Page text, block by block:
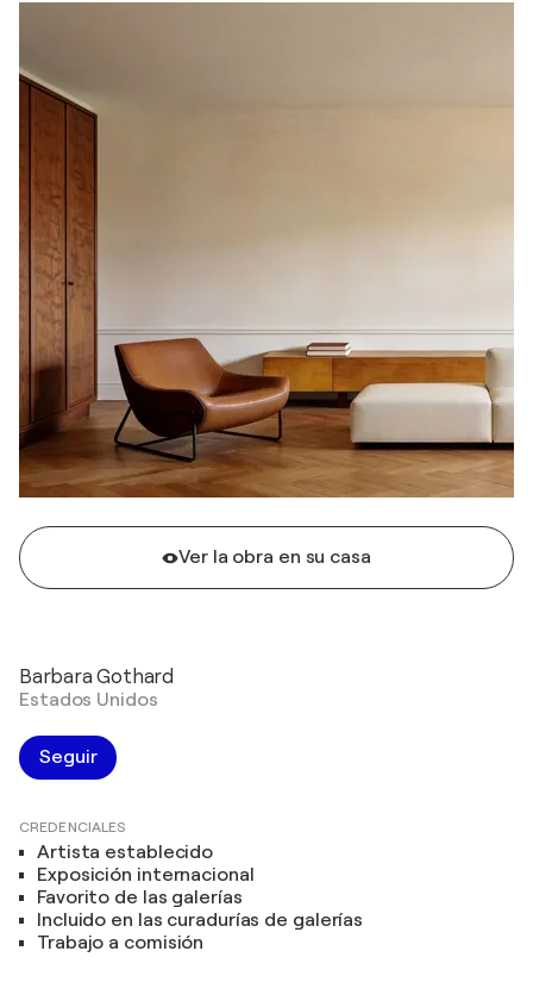
Ver la obra en su casa
Barbara Gothard
Estados Unidos
Seguir
CREDENCIALES
Artista establecido
Exposición internacional
Favorito de las galerías
Incluido en las curadurías de galerías
Trabajo a comisión